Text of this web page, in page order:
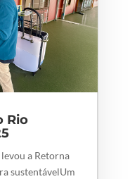
Rio
a Retorna
sustentávelUm